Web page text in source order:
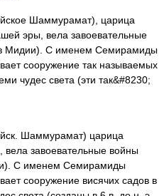
Шаммурамат), царица
эры, вела завоевательные
Мидии). С именем Семирамиды
сооружение так называемых
чудес света (эти так&#8230;
Шаммурамат) царица
вела завоевательные войны
С именем Семирамиды
сооружение висячих садов в